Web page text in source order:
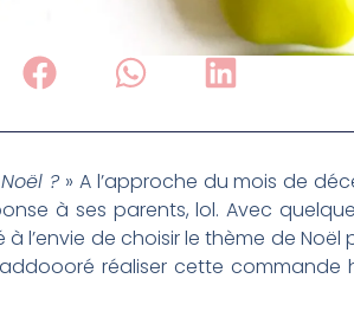
?» A l’approche du mois de
à ses parents, lol. Avec
l’envie de choisir le thème de
addoooré réaliser cette